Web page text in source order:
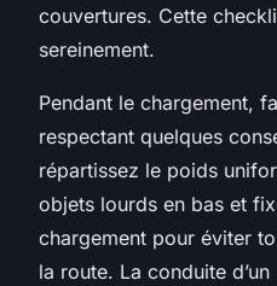
couvertures. Cette
sereinement.
Pendant le chargement,
respectant quelques
répartissez le poids
objets lourds en bas et
chargement pour éviter
la route. La conduite